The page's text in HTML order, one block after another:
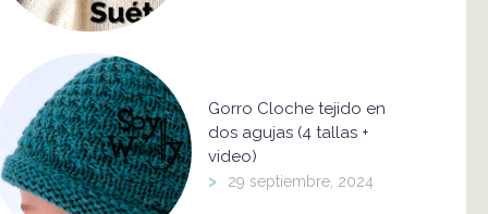
Gorro Cloche tejido en
dos agujas (4 tallas +
video)
> 29 septiembre, 2024